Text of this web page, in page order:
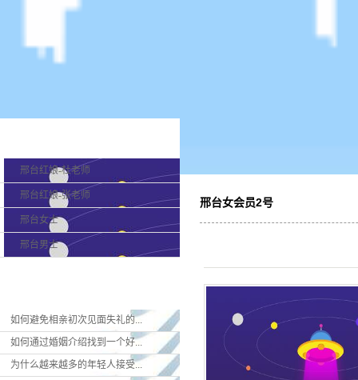
邢台红娘-杜老师
邢台红娘-张老师
邢台女士
邢台男士
如何避免相亲初次见面失礼的...
如何通过婚姻介绍找到一个好...
为什么越来越多的年轻人接受...
邢台女会员2号